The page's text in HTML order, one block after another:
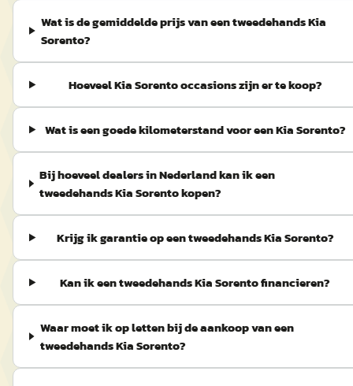
Wat is de gemiddelde prijs van een tweedehands Kia
Sorento?
Hoeveel Kia Sorento occasions zijn er te koop?
Wat is een goede kilometerstand voor een Kia Sorento?
Bij hoeveel dealers in Nederland kan ik een
tweedehands Kia Sorento kopen?
Krijg ik garantie op een tweedehands Kia Sorento?
Kan ik een tweedehands Kia Sorento financieren?
Waar moet ik op letten bij de aankoop van een
tweedehands Kia Sorento?